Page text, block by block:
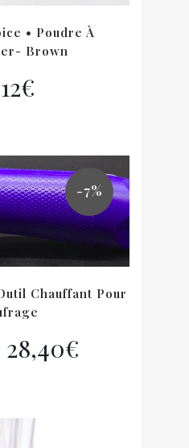
• Poudre À
Brown
€
-7%
Chauffant Pour
Le
prix
était :
30,66€.
28,40€Le
prix